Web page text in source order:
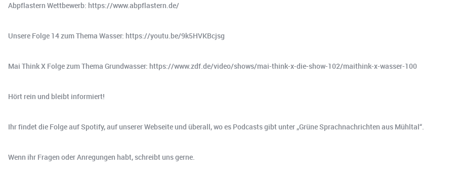
Abpflastern Wettbewerb: https://www.abpflastern.de/
Unsere Folge 14 zum Thema Wasser: https://youtu.be/9k5HVKBcjsg
Mai Think X Folge zum Thema Grundwasser: https://www.zdf.de/video/shows/mai-think-x-die-show-102/maithink-x-wasser-100
Hört rein und bleibt informiert!
Ihr findet die Folge auf Spotify, auf unserer Webseite und überall, wo es Podcasts gibt unter „Grüne Sprachnachrichten aus Mühltal“.
Wenn ihr Fragen oder Anregungen habt, schreibt uns gerne.